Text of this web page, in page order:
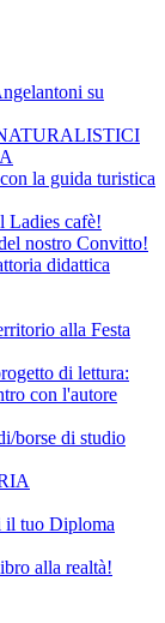
su
la guida turistica
Ladies cafè!
nostro Convitto!
didattica
alla Festa
di lettura:
con l'autore
borse di studio
il tuo Diploma
alla realtà!